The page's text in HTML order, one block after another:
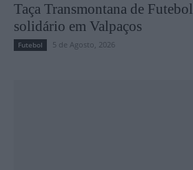
Taça Transmontana de
solidário em Valpaços
Futebol 5 de Agosto, 2026